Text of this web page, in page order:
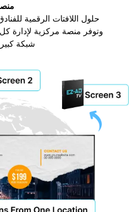
حلول اللافتات الرقمية
وتوفر منصة مركزية لإدارة
شبكة